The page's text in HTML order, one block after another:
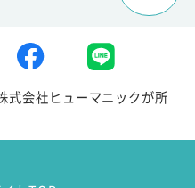
式会社ヒューマニックが所